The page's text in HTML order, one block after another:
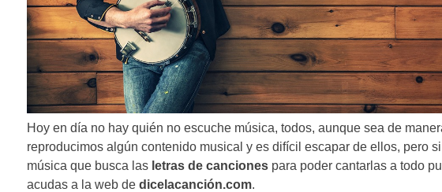
Hoy en día no hay quién no escuche música, todos, aunque sea de
reproducimos algún contenido musical y es difícil escapar de ellos, pero
música que busca las letras de cancionespara poder cantarlas a todo
acudas a la web de dicelacanción.com.